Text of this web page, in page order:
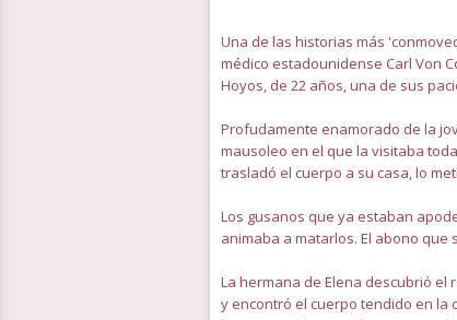
Una de las historias más
médico estadounidense Carl Von
Hoyos, de 22 años, una de sus
Profudamente enamorado de la
mausoleo en el que la visitaba
trasladó el cuerpo a su casa, lo
Los gusanos que ya estaban
animaba a matarlos. El abono
La hermana de Elena descubrió el
y encontró el cuerpo tendido en la